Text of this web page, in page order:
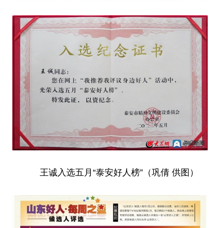
王诚入选五月“泰安好人榜”（巩倩 供图）